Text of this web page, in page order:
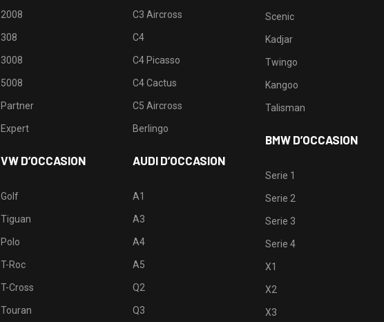
2008
308
3008
5008
Partner
Expert
VW D’OCCASION
Golf
Tiguan
Polo
T-Roc
T-Cross
Touran
C3 Aircross
C4
C4 Picasso
C4 Cactus
C5 Aircross
Berlingo
AUDI D’OCCASION
A1
A3
A4
A5
Q2
Q3
Scenic
Kadjar
Twingo
Kangoo
Talisman
BMW D’OCCASION
Serie 1
Serie 2
Serie 3
Serie 4
X1
X2
X3